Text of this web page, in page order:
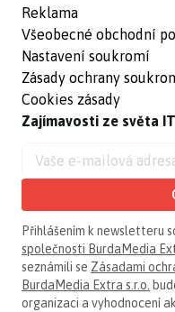
Reklama
Všeobecné obchodní
Nastavení soukromí
Zásady ochrany
Cookies zásady
Zajímavosti ze světa
Přihlášením k newsletteru
společnosti BurdaMedia
seznámili se Zásadami
BurdaMedia Extra s.r.o.
organizaci a vyhodnocení